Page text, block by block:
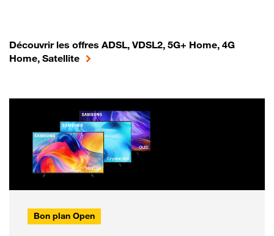
Découvrir les offres ADSL, VDSL2, 5G+ Home, 4G
Home, Satellite
Bon plan Open